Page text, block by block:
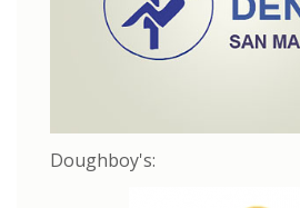
Doughboy's: